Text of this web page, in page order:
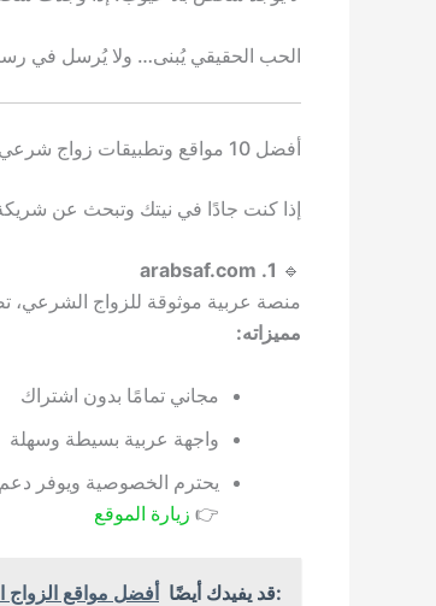
الحب الحقيقي يُبنى… ولا يُرسل في
أفضل 10 مواقع وتطبيقات زواج شرعي – موصى بها لعام 2025:
إذا كنت جادًا في نيتك وتبحث عن
🔹
1. arabsaf.com
منصة عربية موثوقة للزواج الشرعي،
مميزاته:
مجاني تمامًا بدون اشتراك
واجهة عربية بسيطة وسهلة
يحترم الخصوصية ويوفر
👉 زيارة الموقع
:قد يفيدك أيضًا أفضل مواقع الزواج العربية المجانية